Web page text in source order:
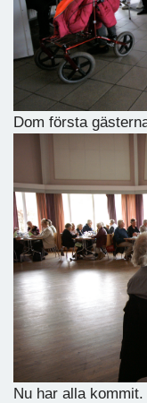
Dom första
Nu har alla